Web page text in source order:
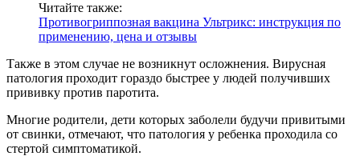
Читайте также:
Противогриппозная вакцина Ультрикс: инструкция по
применению, цена и отзывы
Также в этом случае не возникнут осложнения. Вирусная
патология проходит гораздо быстрее у людей получивших
прививку против паротита.
Многие родители, дети которых заболели будучи привитыми
от свинки, отмечают, что патология у ребенка проходила со
стертой симптоматикой.